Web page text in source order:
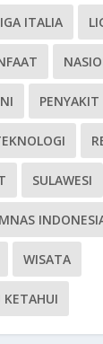
ITALIA
PENYAKIT
SULAWESI
WISATA
KETAHUI